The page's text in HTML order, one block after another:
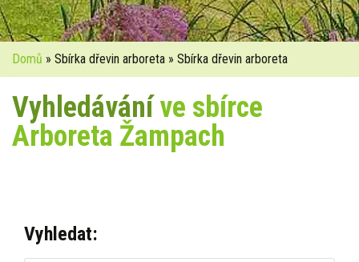
Domů » Sbírka dřevin arboreta » Sbírka dřevin arboreta
Vyhledáváníve sbírce
Arboreta Žampach
Vyhledat: